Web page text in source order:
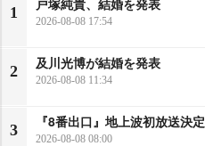
1 2026-08-08 17:54
2
及川光博が結婚を発表
2026-08-08 11:34
3
『8番出口』地上波初放送決定
2026-08-08 08:00